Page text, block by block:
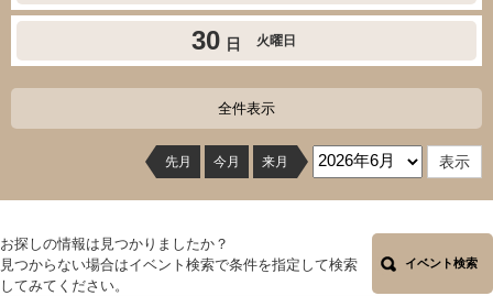
30 日 火曜日
全件表示
先月 今月 来月
お探しの情報は見つかりましたか？
見つからない場合はイベント検索で条件を指定して検索
してみてください。
イベント検索